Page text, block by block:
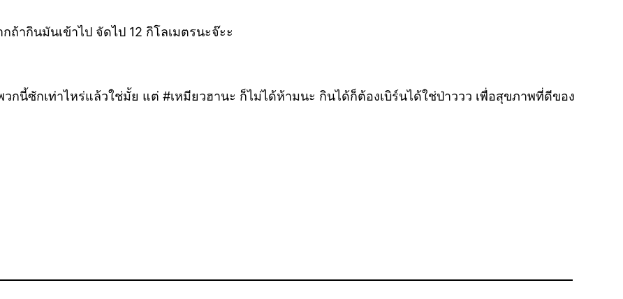
ากินมันเข้าไป จัดไป 12 กิโลเมตรนะจ๊ะะ
กนี้ซักเท่าไหร่แล้วใช่มั้ย แต่ #เหมียวฮานะ ก็ไม่ได้ห้ามนะ กินได้ก็ต้องเบิร์นได้ใช่ป่าววว เพื่อสุขภาพที่ดีของ